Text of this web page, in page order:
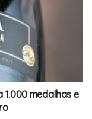
medalhas e